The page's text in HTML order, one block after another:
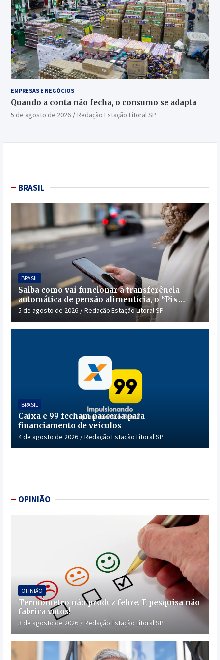
EMPRESAS E NEGÓCIOS
Quando a conta não fecha, o consumo se adapta
5 de agosto de 2026 Redação Estação Litoral SP
BRASIL
BRASIL
Saiba como vai funcionar a transferência
automática de pensão alimentícia, o “Pix
Pensão”
5 de agosto de 2026 Redação Estação Litoral SP
BRASIL
Caixa e 99 fecham parceria para
financiamento de veículos
4 de agosto de 2026 Redação Estação Litoral SP
OPINIÃO
OPINIÃO
Termômetro não produz febre. E pesquisa não
fabrica votos!
3 de agosto de 2026 Redação Estação Litoral SP